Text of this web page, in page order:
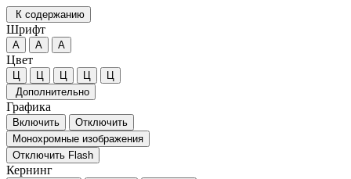
К содержанию
Шрифт
А А А
Цвет
Ц Ц Ц Ц
Ц
Дополнительно
Графика
Включить
Отключить
Монохромные изображения
Отключить Flash
Кернинг